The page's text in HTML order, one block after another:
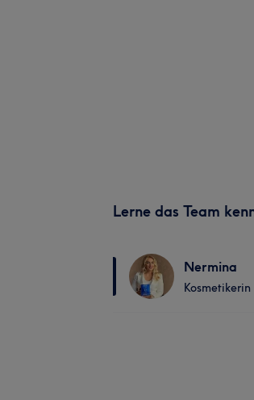
Lerne das Team
Nermina
Kosmetikerin